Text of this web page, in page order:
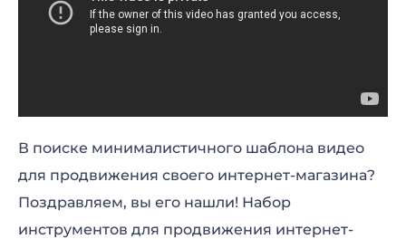
В поиске минималистичного шаблона видео
для продвижения своего интернет-магазина?
Поздравляем, вы его нашли! Набор
инструментов для продвижения интернет-